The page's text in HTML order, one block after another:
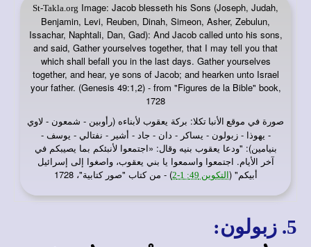
St-Takla.org Image: Jacob blesseth his Sons (Joseph, Judah,
Benjamin, Levi, Reuben, Dinah, Simeon, Asher, Zebulun,
Issachar, Naphtali, Dan, Gad): And Jacob called unto his sons,
and said, Gather yourselves together, that I may tell you that
which shall befall you in the last days. Gather yourselves
together, and hear, ye sons of Jacob; and hearken unto Israel
your father. (Genesis 49:1,2) - from "Figures de la Bible" book,
1728
صورة في موقع الأنبا تكلا: بركة يعقوب لأبناءه (رأوبين - شمعون - لاوي
- يهوذا - زبولون - يساكر - دان - جاد - أشير - نفتالي - يوسف -
بنيامين): "ودعا يعقوب بنيه وقال: «اجتمعوا لأنبئكم بما يصيبكم في
آخر الأيام. اجتمعوا واسمعوا يا بني يعقوب، واصغوا إلى إسرائيل
أبيكم" ( التكوين 49: 1-2 ) - من كتاب "صور كتابية"، 1728
5. زبولون: